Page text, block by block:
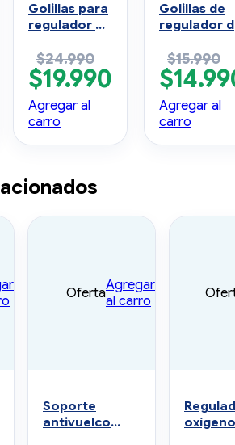
Golillas para
regulador de
metal pack
10 unidades
$24.990
El
precio
original
era:
$19.990
$19.990.
Agregar al
carro
Golillas de
regulador
goma Pack
10 unidades
$15.990
El
precio
original
era:
$
Agregar al
carro
OfertaAgregar
al carro
Soporte
antivuelco